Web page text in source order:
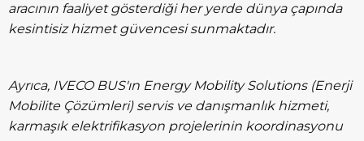
aracının faaliyet gösterdiği her yerde dünya çapında
kesintisiz hizmet güvencesi sunmaktadır.
Ayrıca, IVECO BUS'ın Energy Mobility Solutions (Enerji
Mobilite Çözümleri) servis ve danışmanlık hizmeti,
karmaşık elektrifikasyon projelerinin koordinasyonu